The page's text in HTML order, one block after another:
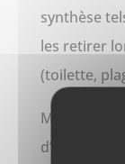
synthèse
les retirer
(toilette,
Matériaux
d’agate